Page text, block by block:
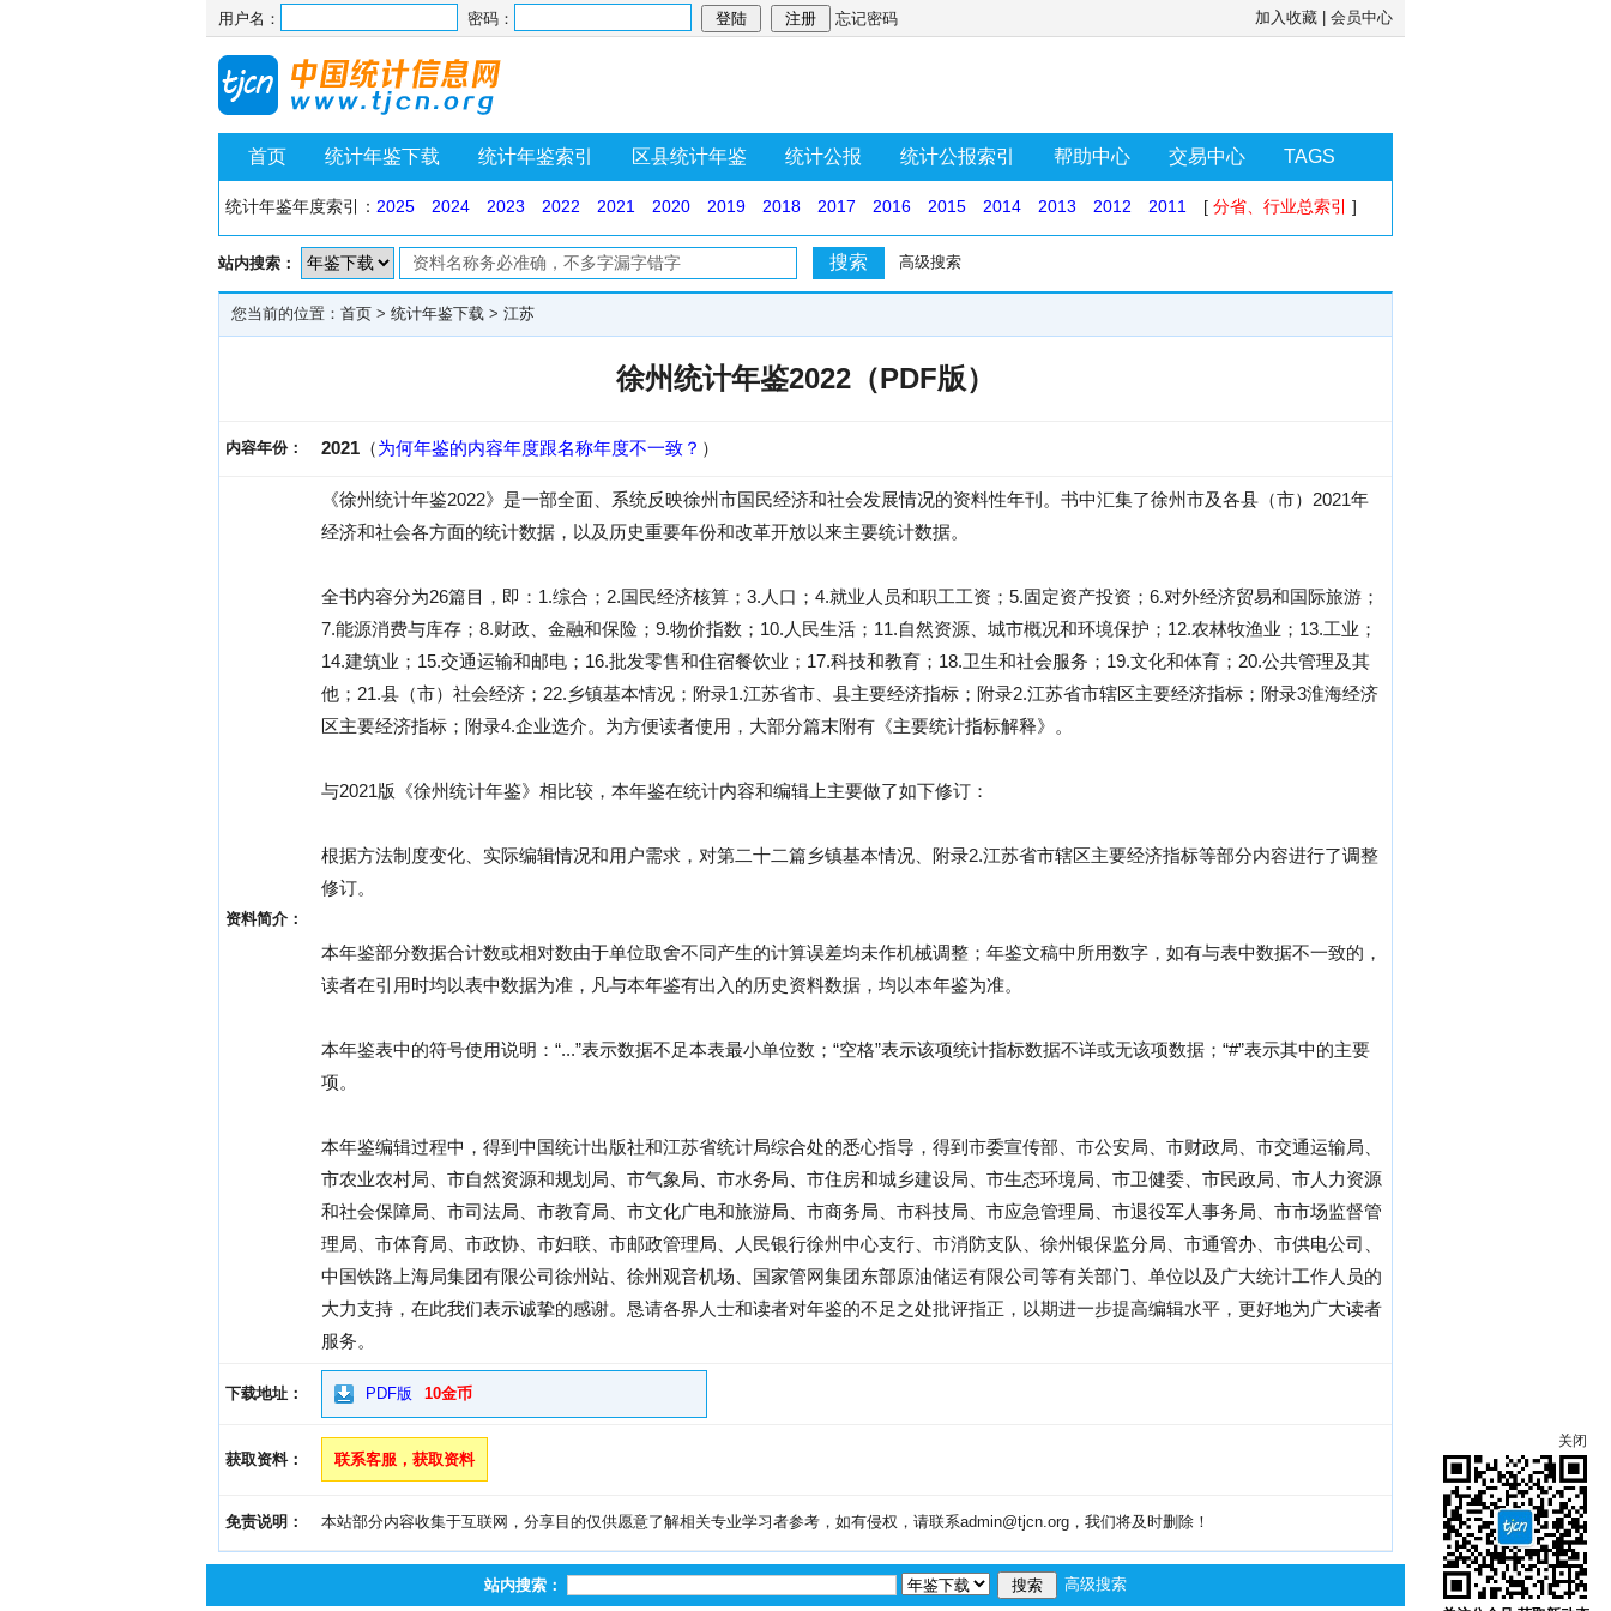
用户名： 密码： 忘记密码 加入收藏 会员中心
首页 统计年鉴下载 统计年鉴索引 区县统计年鉴 统计公报 统计公报索引 帮助中心 交易中心 TAGS
统计年鉴年度索引： 2025 2024 2023 2022 2021 2020 2019 2018 2017 2016 2015 2014 2013 2012 2011 [ 分省、行业总索引 ]
站内搜索： 高级搜索
您当前的位置： 首页 > 统计年鉴下载 > 江苏
徐州统计年鉴2022（PDF版）
内容年份： 2021 （为何年鉴的内容年度跟名称年度不一致？ ）
资料简介：
《徐州统计年鉴2022》是一部全面、系统反映徐州市国民经济和社会发展情况的资料性年刊。书中汇集了徐州市及各县（市）2021年
经济和社会各方面的统计数据，以及历史重要年份和改革开放以来主要统计数据。
全书内容分为26篇目，即：1.综合；2.国民经济核算；3.人口；4.就业人员和职工工资；5.固定资产投资；6.对外经济贸易和国际旅游；
7.能源消费与库存；8.财政、金融和保险；9.物价指数；10.人民生活；11.自然资源、城市概况和环境保护；12.农林牧渔业；13.工业；
14.建筑业；15.交通运输和邮电；16.批发零售和住宿餐饮业；17.科技和教育；18.卫生和社会服务；19.文化和体育；20.公共管理及其
他；21.县（市）社会经济；22.乡镇基本情况；附录1.江苏省市、县主要经济指标；附录2.江苏省市辖区主要经济指标；附录3淮海经济
区主要经济指标；附录4.企业选介。为方便读者使用，大部分篇末附有《主要统计指标解释》。
与2021版《徐州统计年鉴》相比较，本年鉴在统计内容和编辑上主要做了如下修订：
根据方法制度变化、实际编辑情况和用户需求，对第二十二篇乡镇基本情况、附录2.江苏省市辖区主要经济指标等部分内容进行了调整
修订。
本年鉴部分数据合计数或相对数由于单位取舍不同产生的计算误差均未作机械调整；年鉴文稿中所用数字，如有与表中数据不一致的，
读者在引用时均以表中数据为准，凡与本年鉴有出入的历史资料数据，均以本年鉴为准。
本年鉴表中的符号使用说明：“...”表示数据不足本表最小单位数；“空格”表示该项统计指标数据不详或无该项数据；“#”表示其中的主要
项。
本年鉴编辑过程中，得到中国统计出版社和江苏省统计局综合处的悉心指导，得到市委宣传部、市公安局、市财政局、市交通运输局、
市农业农村局、市自然资源和规划局、市气象局、市水务局、市住房和城乡建设局、市生态环境局、市卫健委、市民政局、市人力资源
和社会保障局、市司法局、市教育局、市文化广电和旅游局、市商务局、市科技局、市应急管理局、市退役军人事务局、市市场监督管
理局、市体育局、市政协、市妇联、市邮政管理局、人民银行徐州中心支行、市消防支队、徐州银保监分局、市通管办、市供电公司、
中国铁路上海局集团有限公司徐州站、徐州观音机场、国家管网集团东部原油储运有限公司等有关部门、单位以及广大统计工作人员的
大力支持，在此我们表示诚挚的感谢。恳请各界人士和读者对年鉴的不足之处批评指正，以期进一步提高编辑水平，更好地为广大读者
服务。
下载地址： PDF版 10金币
获取资料： 联系客服，获取资料
免责说明： 本站部分内容收集于互联网，分享目的仅供愿意了解相关专业学习者参考，如有侵权，请联系admin@tjcn.org，我们将及时删除！
站内搜索： 高级搜索
关闭